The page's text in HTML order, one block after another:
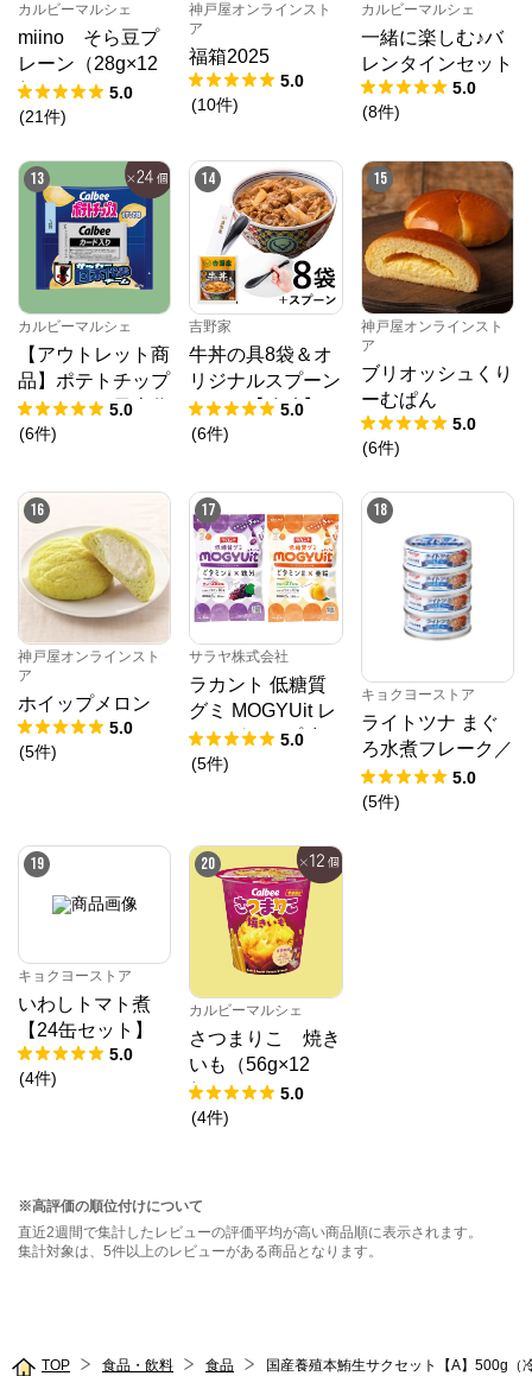
カルビーマルシェ
miino そら豆プ
レーン（28g×12
個）
5.0
(21件)
神戸屋オンラインスト
ア
福箱2025
5.0
(10件)
カルビーマルシェ
一緒に楽しむ♪バ
レンタインセット
5.0
(8件)
13
カルビーマルシェ
【アウトレット商
品】ポテトチップ
スサッカー日本代
表チーム2024（2
日
5.0
(6件)
14
吉野家
牛丼の具8袋＆オ
リジナルスプーン
セット【冷凍】
5.0
(6件)
15
神戸屋オンラインスト
ア
ブリオッシュくり
ーむぱん
5.0
(6件)
16
神戸屋オンラインスト
ア
ホイップメロン
5.0
(5件)
17
サラヤ株式会社
ラカント 低糖質
グミ MOGYUit レ
ッドグレープ味＆
ゴールデンピーチ
5.0
(5件)
18
キョクヨーストア
ライトツナ まぐ
ろ水煮フレーク／
70g
5.0
(5件)
19
キョクヨーストア
いわしトマト煮
【24缶セット】
5.0
(4件)
20
カルビーマルシェ
さつまりこ 焼き
いも（56g×12
個）
5.0
(4件)
※高評価の順位付けについて
直近2週間で集計したレビューの評価平均が高い商品順に表示されます。
集計対象は、5件以上のレビューがある商品となります。
TOP 食品・飲料 食品 国産養殖本鮪生サクセット【A】500g（